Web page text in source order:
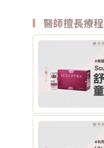
醫師擅長療程